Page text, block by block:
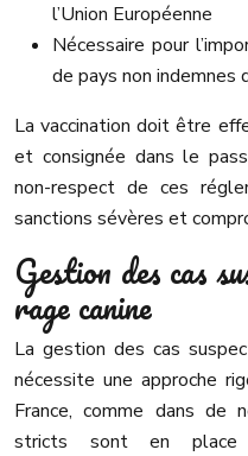
l’Union Européenne
Nécessaire pour
de pays non indemnes
La vaccination doit être
et consignée dans le
non-respect de ces
sanctions sévères et
Gestion des cas
rage canine
La gestion des cas
nécessite une approche
France, comme dans de
stricts sont en place